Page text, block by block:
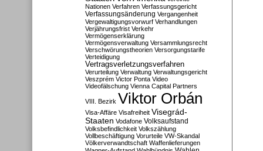
Nationen Verfahren Verfassungsgericht
Verfassungsänderung Vergangenheit
Vergewaltigungsvorwurf Verhandlungen
Verjährungsfrist Verkehr
Vermögenserklärung
Vermögensverwaltung Versammlungsrecht
Verschwörungstheorien Versorgungstarife
Verteidigung
Vertragsverletzungsverfahren
Verurteilung Verwaltung Verwaltungsgericht
Veszprém Victor Ponta Video
Videofälschung Vienna Capital Partners
VIII. Bezirk Viktor Orbán
Visa-Affäre Visafreiheit Visegrád-
Staaten Vodafone Volksaufstand
Volksbefindlichkeit Volkszählung
Vollbeschäftigung Vorurteile VW-Skandal
Völkerverwandtschaft Waffenlieferungen